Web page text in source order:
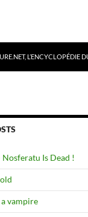
L’ENCYCLOPÉDIE
Is Dead !
vampire